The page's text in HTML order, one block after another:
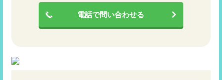
電話で問い合わせる